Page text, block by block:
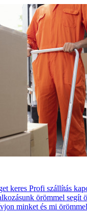
keres Profi szállítás
örömmel segít
minket és mi